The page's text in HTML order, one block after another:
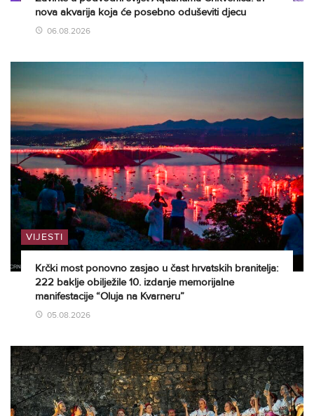
nova akvarija koja će posebno oduševiti djecu
06.08.2026
VIJESTI
Krčki most ponovno zasjao u čast hrvatskih branitelja:
222 baklje obilježile 10. izdanje memorijalne
manifestacije “Oluja na Kvarneru”
05.08.2026